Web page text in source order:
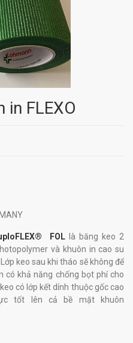
in FLEXO
FOL
là băng keo 2
và khuôn in cao su
keo sau khi tháo sẽ không để
có khả năng chống bọt phí cho
có lớp kết dính thuộc gốc cao
tốt lên cả bề mặt khuôn